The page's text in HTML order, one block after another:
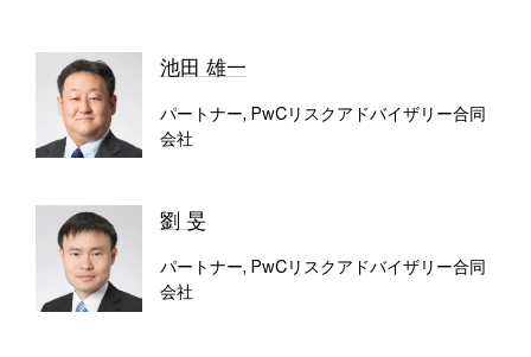
池田 雄一
パートナー, PwCリスクアドバイザリー合同
会社
劉 旻
パートナー, PwCリスクアドバイザリー合同
会社